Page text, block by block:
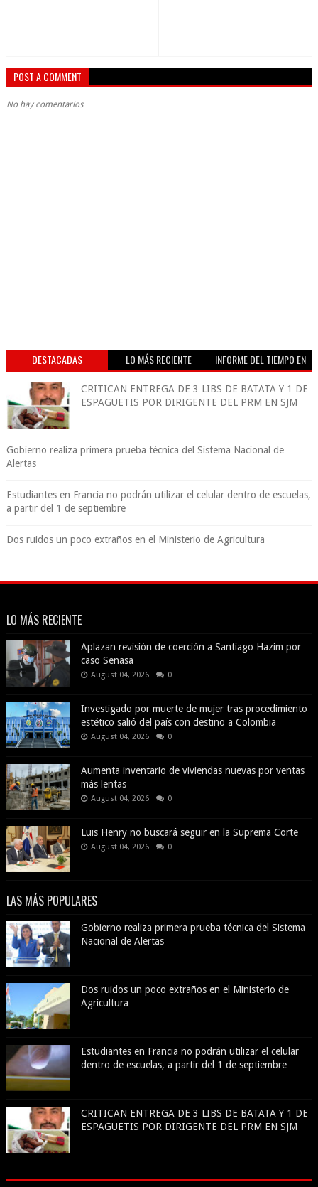
POST A COMMENT
No hay comentarios
DESTACADAS LO MÁS RECIENTE
INFORME DEL TIEMPO EN
CRITICAN ENTREGA DE 3 LIBS DE BATATA Y 1 DE
ESPAGUETIS POR DIRIGENTE DEL PRM EN SJM
Gobierno realiza primera prueba técnica del Sistema Nacional de
Alertas
Estudiantes en Francia no podrán utilizar el celular dentro de escuelas,
a partir del 1 de septiembre
Dos ruidos un poco extraños en el Ministerio de Agricultura
LO MÁS RECIENTE
Aplazan revisión de coerción a Santiago Hazim por
caso Senasa
August 04, 2026 0
Investigado por muerte de mujer tras procedimiento
estético salió del país con destino a Colombia
August 04, 2026 0
Aumenta inventario de viviendas nuevas por ventas
más lentas
August 04, 2026 0
Luis Henry no buscará seguir en la Suprema Corte
August 04, 2026 0
LAS MÁS POPULARES
Gobierno realiza primera prueba técnica del Sistema
Nacional de Alertas
Dos ruidos un poco extraños en el Ministerio de
Agricultura
Estudiantes en Francia no podrán utilizar el celular
dentro de escuelas, a partir del 1 de septiembre
CRITICAN ENTREGA DE 3 LIBS DE BATATA Y 1 DE
ESPAGUETIS POR DIRIGENTE DEL PRM EN SJM